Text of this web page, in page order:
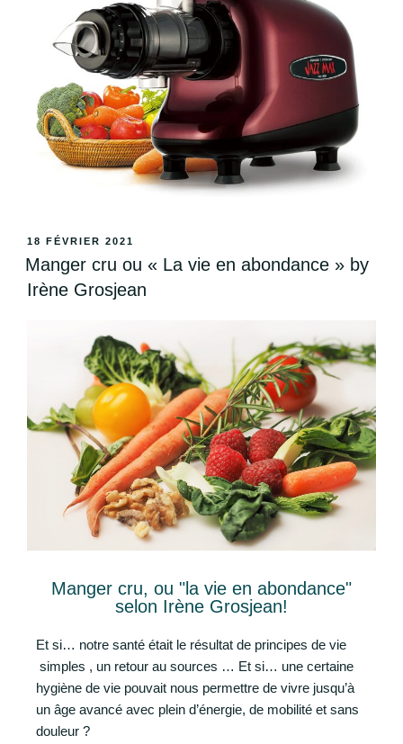
18 FÉVRIER 2021
Manger cru ou « La vie en abondance » by
Irène Grosjean
Manger cru, ou "la vie en abondance"
selon Irène Grosjean!
Et si… notre santé était le résultat de principes de vie
simples , un retour au sources … Et si… une certaine
hygiène de vie pouvait nous permettre de vivre jusqu’à
un âge avancé avec plein d’énergie, de mobilité et sans
douleur ?